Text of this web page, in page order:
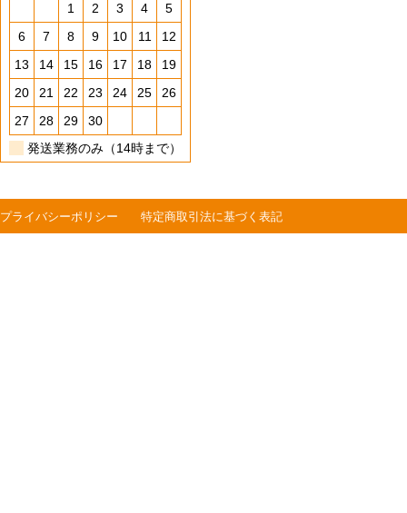
1
2 3 4
5
6
7 8 9 10 11
12
13
14 15 16 17 18
19
20
21 22 23 24 25
26
27
28 29
30
発送業務のみ（14時まで）
プライバシーポリシー 特定商取引法に基づく表記